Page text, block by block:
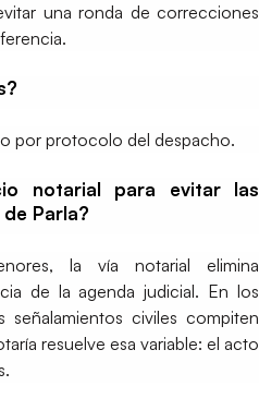
una ronda de correcciones
por protocolo del despacho.
notarial para evitar las
Parla?
la vía notarial elimina
de la agenda judicial. En los
señalamientos civiles compiten
resuelve esa variable: el acto